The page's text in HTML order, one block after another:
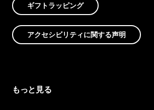
ギフトラッピング
アクセシビリティに関する声明
もっと見る